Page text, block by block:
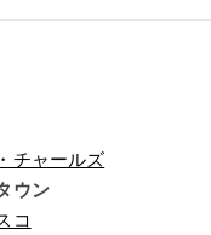
チャールズ
ウン
コ